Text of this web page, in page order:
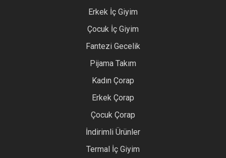
Erkek İç Giyim
Çocuk İç Giyim
Fantezi Gecelik
Pijama Takım
Kadın Çorap
Erkek Çorap
Çocuk Çorap
İndirimli Ürünler
Termal İç Giyim